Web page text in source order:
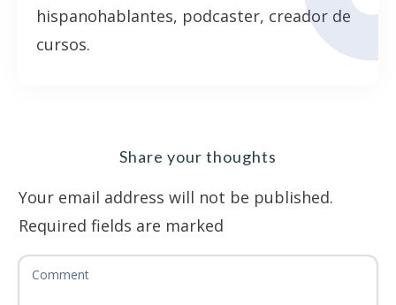
hispanohablantes, podcaster, creador de
cursos.
Share your thoughts
Your email address will not be published.
Required fields are marked